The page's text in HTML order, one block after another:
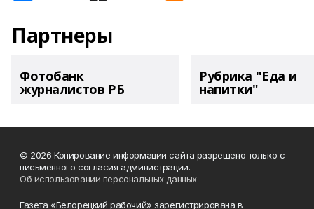
Партнеры
Фотобанк
журналистов РБ
Рубрика "Еда и
напитки"
© 2026 Копирование информации сайта разрешено только с
письменного согласия администрации.
Об использовании персональных данных
Газета «Белорецкий рабочий» зарегистрирована в